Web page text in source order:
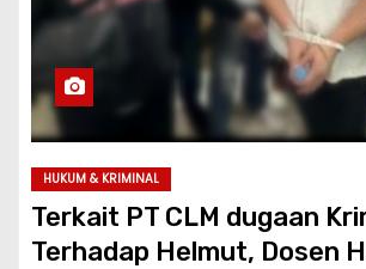
HUKUM & KRIMINAL
Terkait PT CLM dugaan
Terhadap Helmut, Dosen